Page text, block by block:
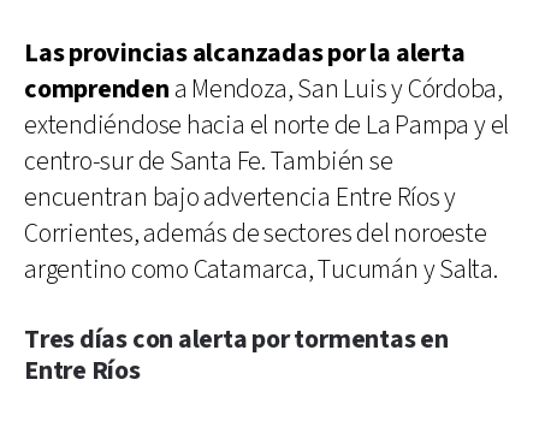
Las provincias alcanzadas por la alerta
comprenden a Mendoza, San Luis y Córdoba,
extendiéndose hacia el norte de La Pampa y el
centro-sur de Santa Fe. También se
encuentran bajo advertencia Entre Ríos y
Corrientes, además de sectores del noroeste
argentino como Catamarca, Tucumán y Salta.
Tres días con alerta por tormentas en
Entre Ríos